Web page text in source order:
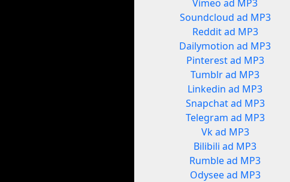
Vimeo ad MP3
Soundcloud ad MP3
Reddit ad MP3
Dailymotion ad MP3
Pinterest ad MP3
Tumblr ad MP3
Linkedin ad MP3
Snapchat ad MP3
Telegram ad MP3
Vk ad MP3
Bilibili ad MP3
Rumble ad MP3
Odysee ad MP3